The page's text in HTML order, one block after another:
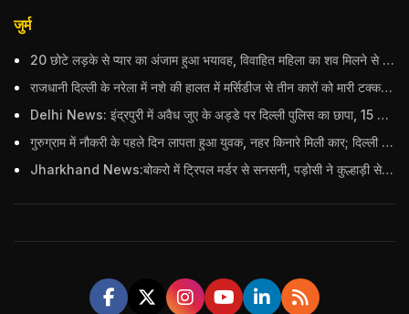
जुर्म
20 छोटे लड़के से प्यार का अंजाम हुआ भयावह, विवाहित महिला का शव मिलने से मचा हड़कंप
राजधानी दिल्ली के नरेला में नशे की हालत में मर्सिडीज से तीन कारों को मारी टक्कर, बुजुर्ग महिला की मौत; हिरासत में आरोपी
Delhi News: इंद्रपुरी में अवैध जुए के अड्डे पर दिल्ली पुलिस का छापा, 15 जुआरियों को पकड़ा; ₹3.61 लाख नकद और अन्य सामान बरामद
गुरुग्राम में नौकरी के पहले दिन लापता हुआ युवक, नहर किनारे मिली कार; दिल्ली पुलिस ने दर्ज की FIR
Jharkhand News:बोकरो में ट्रिपल मर्डर से सनसनी, पड़ोसी ने कुल्हाड़ी से पति-पत्नी और बहु की हत्या की